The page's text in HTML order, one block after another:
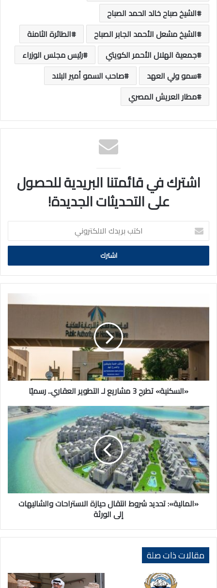
الشيخ صباح خالد الحمد الصباح
الشيخ مشعل الأحمد الجابر الصباح
الطائرة الثامنة
جمعية الهلال الأحمر الكويتي
رئيس مجلس الوزراء
سمو ولي العهد
صاحب السمو أمير البلاد
مطار العريش المصري
اشترك في قائمتنا البريدية للحصول
على التحديثات الجديدة!
اكتب
بريدك
الالكتروني
تطرح
لـ
التطوير
العقاري..
رسميًا
«السكنية» تطرح 3 مشاريع لـ التطوير العقاري.. رسميًا
«المالية»:
تحديد
شروط
انتقال
حيازة
الاستراحات
والشاليهات
إلى
الورثة
«المالية»: تحديد شروط انتقال حيازة الاستراحات والشاليهات
إلى الورثة
مقالات ذات صلة